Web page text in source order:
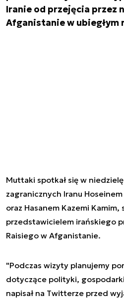
Iranie od przejęcia przez
Afganistanie w ubiegłym
Muttaki spotkał się w
zagranicznych Iranu
oraz Hasanem Kazemi Kamim,
przedstawicielem irańskiego
Raisiego w Afganistanie.
"Podczas wizyty planujemy
dotyczące polityki,
napisał na Twitterze przed